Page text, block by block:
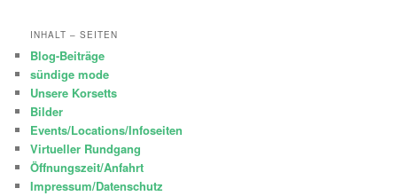
INHALT – SEITEN
Blog-Beiträge
sündige mode
Unsere Korsetts
Bilder
Events/Locations/Infoseiten
Virtueller Rundgang
Öffnungszeit/Anfahrt
Impressum/Datenschutz